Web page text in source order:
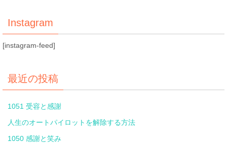
Instagram
[instagram-feed]
最近の投稿
1051 受容と感謝
人生のオートパイロットを解除する方法
1050 感謝と笑み